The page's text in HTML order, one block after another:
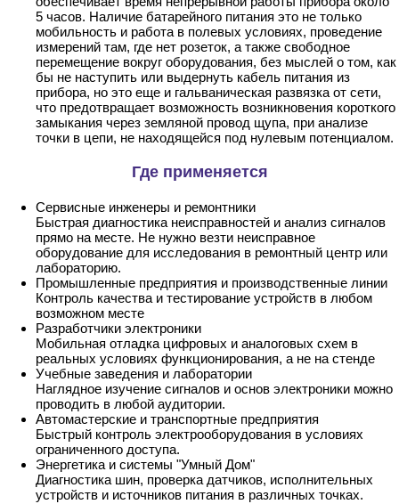
5 часов. Наличие батарейного питания это не только
мобильность и работа в полевых условиях, проведение
измерений там, где нет розеток, а также свободное
перемещение вокруг оборудования, без мыслей о том, как
бы не наступить или выдернуть кабель питания из
прибора, но это еще и гальваническая развязка от сети,
что предотвращает возможность возникновения короткого
замыкания через земляной провод щупа, при анализе
точки в цепи, не находящейся под нулевым потенциалом.
Где применяется
Сервисные инженеры и ремонтники
Быстрая диагностика неисправностей и анализ сигналов
прямо на месте. Не нужно везти неисправное
оборудование для исследования в ремонтный центр или
лабораторию.
Промышленные предприятия и производственные линии
Контроль качества и тестирование устройств в любом
возможном месте
Разработчики электроники
Мобильная отладка цифровых и аналоговых схем в
реальных условиях функционирования, а не на стенде
Учебные заведения и лаборатории
Наглядное изучение сигналов и основ электроники можно
проводить в любой аудитории.
Автомастерские и транспортные предприятия
Быстрый контроль электрооборудования в условиях
ограниченного доступа.
Энергетика и системы "Умный Дом"
Диагностика шин, проверка датчиков, исполнительных
устройств и источников питания в различных точках.